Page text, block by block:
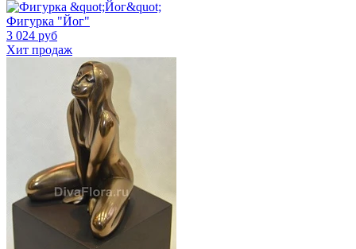
Фигурка "Йог"
3 024 руб
Хит продаж